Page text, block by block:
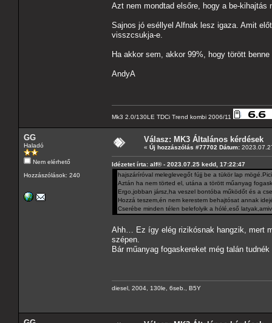
Azt nem mondtad elsőre, hogy a be-kihajtás
Sajnos jó eséllyel Alfnak lesz igaza. Amit
visszcsukja-e.
Ha akkor sem, akkor 99%, hogy törött
AndyA
Mk3 2.0/130LE TDCi Trend kombi 2006/11
GG
Haladó
Nem elérhető
Hozzászólások: 240
Válasz: MK3 Általános kérdések
« Új hozzászólás #77702 Dátum:
Idézetet írta: alf® - 2023.07.25 kedd, 17:22:47
hajszáríróval meleglevegőt fújj be a tükör lap
Aztán ha nem törted el, utána a törött műanyag
Ergo,jobban jársz,ha veszel bontóba működőt és a
Hozzá teszem,én nem kerestem behajtósat annak
Cserébe minden télen belefolyik a hólé,eső
Ahh… Ez így elég rizikósnak hangzik, mert
szépen.
Bár műanyag fogaskereket még talán
diesel, 2004, 130le, 6seb., B5Y